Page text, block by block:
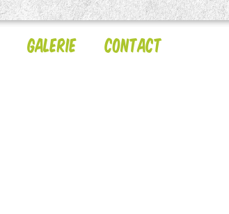
Galerie Contact